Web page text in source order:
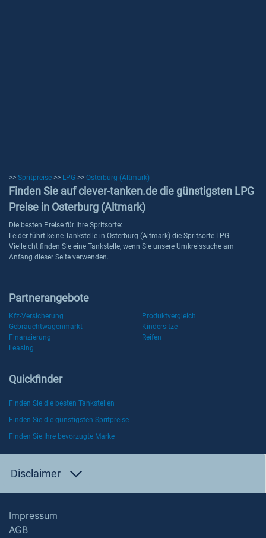
>> Spritpreise >> LPG >> Osterburg (Altmark)
Finden Sie auf clever-tanken.de die günstigsten LPG
Preise in Osterburg (Altmark)
Die besten Preise für Ihre Spritsorte:
Leider führt keine Tankstelle in Osterburg (Altmark) die Spritsorte LPG.
Vielleicht finden Sie eine Tankstelle, wenn Sie unsere Umkreissuche am
Anfang dieser Seite verwenden.
Partnerangebote
Kfz-Versicherung
Produktvergleich
Gebrauchtwagenmarkt
Kindersitze
Finanzierung
Reifen
Leasing
Quickfinder
Finden Sie die besten Tankstellen
Finden Sie die günstigsten Spritpreise
Finden Sie Ihre bevorzugte Marke
Disclaimer
Impressum
AGB